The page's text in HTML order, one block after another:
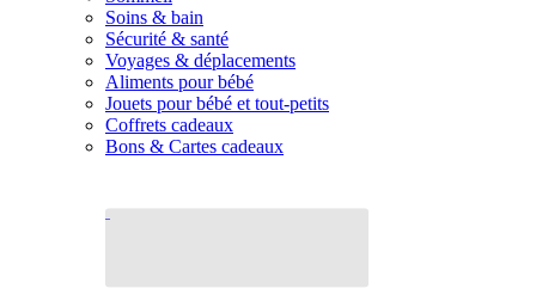
Soins & bain
Sécurité & santé
Voyages & déplacements
Aliments pour bébé
Jouets pour bébé et tout-petits
Coffrets cadeaux
Bons & Cartes cadeaux